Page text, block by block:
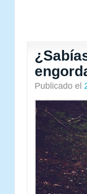
Publicado el